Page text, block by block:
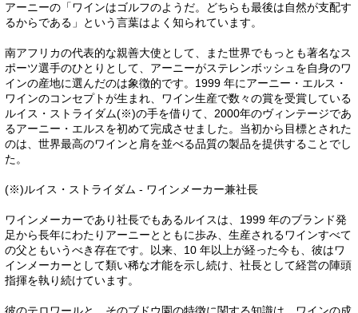
アーニーの「ワインはゴルフのようだ。どちらも最後は自然が支配す
るからである」という言葉はよく知られています。
南アフリカの代表的な親善大使として、また世界でもっとも著名なス
ポーツ選手のひとりとして、アーニーがステレンボッシュを自身のワ
インの産地に選んだのは象徴的です。1999 年にアーニー・エルス・
ワインのコンセプトが生まれ、ワイン生産で数々の賞を受賞している
ルイス・ストライダム(※)の手を借りて、2000年のヴィンテージであ
るアーニー・エルスを初めて完成させました。当初から目標とされた
のは、世界最高のワインと肩を並べる品質の製品を提供することでし
た。
(※)ルイス・ストライダム - ワインメーカー兼社長
ワインメーカーであり社長でもあるルイスは、1999 年のブランド発
足から長年にわたりアーニーとともに歩み、生産されるワインすべて
の父ともいうべき存在です。以来、10 年以上が経った今も、彼はワ
インメーカーとして類い稀な才能を示し続け、社長として経営の陣頭
指揮を執り続けています。